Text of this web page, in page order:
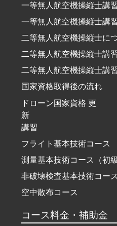
一等無人航空機操縦士講
一等無人航空機操縦士講
二等無人航空機操縦士に
二等無人航空機操縦士講
二等無人航空機操縦士講
国家資格取得後の流れ
ドローン国家資格 更
新
講習
フライト基本技術コース
測量基本技術コース（初
非破壊検査基本技術コー
空中散布コース
コース料金・補助金